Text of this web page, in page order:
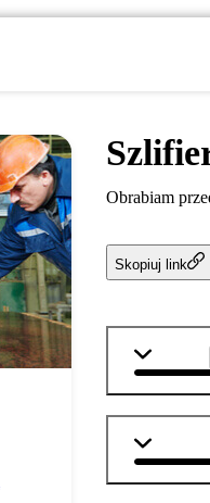
Obrabiam
Skopiuj link